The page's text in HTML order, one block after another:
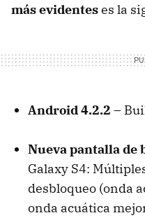
más evidenteses la
Android 4.2.2 –
Nueva pantalla de
Galaxy S4:
desbloqueo (onda
onda acuática